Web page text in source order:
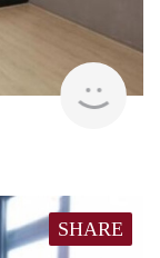
SHARE